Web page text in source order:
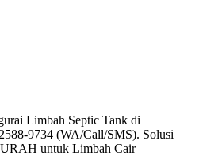
Limbah Septic Tank di
9734 (WA/Call/SMS). Solusi
untuk Limbah Cair